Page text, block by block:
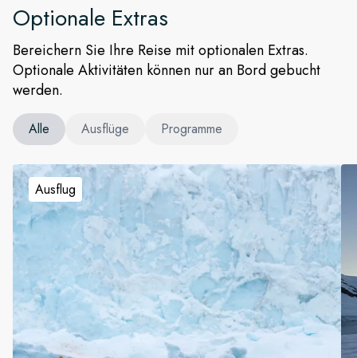
Optionale Extras
Bereichern Sie Ihre Reise mit optionalen Extras.
Optionale Aktivitäten können nur an Bord gebucht
werden.
Alle Ausflüge Programme
Ausflug